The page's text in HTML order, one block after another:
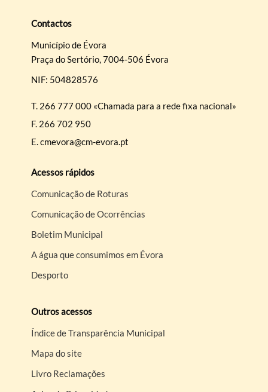
Contactos
Município de Évora
Praça do Sertório, 7004-506 Évora
NIF: 504828576
T. 266 777 000 «Chamada para a rede fixa nacional»
F. 266 702 950
E.cmevora@cm-evora.pt
Acessos rápidos
Comunicação de Roturas
Comunicação de Ocorrências
Boletim Municipal
A água que consumimos em Évora
Desporto
Outros acessos
Índice de Transparência Municipal
Mapa do site
Livro Reclamações